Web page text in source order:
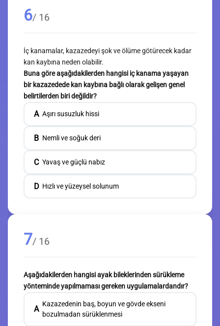
6/ 16
İç kanamalar, kazazedeyi şok ve ölüme götürecek kadar
kan kaybına neden olabilir.
Buna göre aşağıdakilerden hangisi iç kanama yaşayan
bir kazazedede kan kaybına bağlı olarak gelişen genel
belirtilerden biri değildir?
A Aşırı susuzluk hissi
B Nemli ve soğuk deri
C Yavaş ve güçlü nabız
D Hızlı ve yüzeysel solunum
7/ 16
Aşağıdakilerden hangisi ayak bileklerinden sürükleme
yönteminde yapılmaması gereken uygulamalardandır?
A
Kazazedenin baş, boyun ve gövde ekseni
bozulmadan sürüklenmesi